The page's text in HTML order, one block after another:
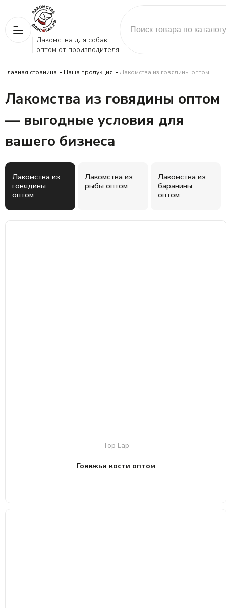
Лакомства для собак
оптом от производителя
Главная страница Наша продукция Лакомства из говядины оптом
Лакомства из говядины оптом
— выгодные условия для
вашего бизнеса
Лакомства из
говядины
оптом
Лакомства из
рыбы оптом
Лакомства из
баранины
оптом
Top Lap
Говяжьи кости оптом